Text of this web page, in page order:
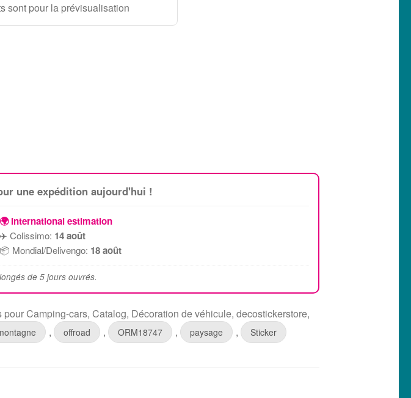
sont pour la prévisualisation
une expédition aujourd'hui !
🌍 International estimation
✈️ Colissimo: 14 août
📦 Mondial/Delivengo: 18 août
de 5 jours ouvrés.
pour Camping-cars,Catalog, Décoration de véhicule,decostickerstore,
, offroad , ORM18747 , paysage , Sticker